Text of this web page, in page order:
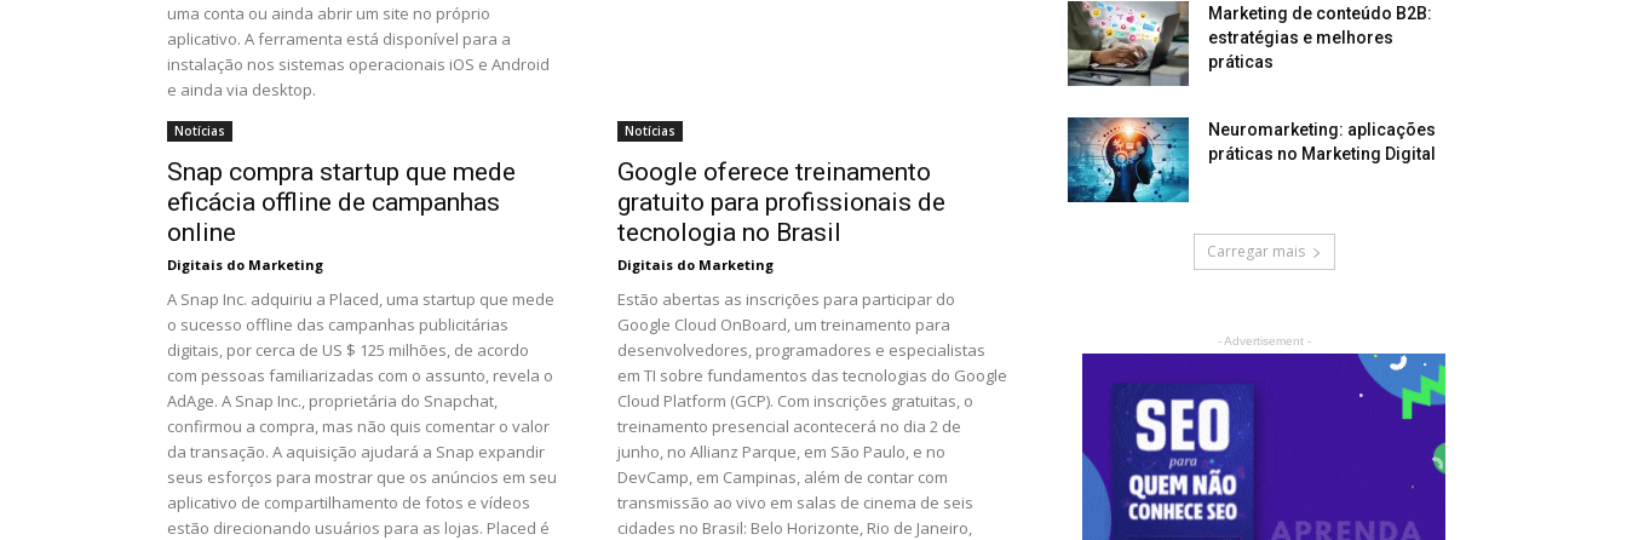
uma conta ou ainda abrir um site no próprio
aplicativo. A ferramenta está disponível para a
instalação nos sistemas operacionais iOS e Android
e ainda via desktop.
Notícias
Snap compra startup que mede
eficácia offline de campanhas
online
Digitais do Marketing
A Snap Inc. adquiriu a Placed, uma startup que mede
o sucesso offline das campanhas publicitárias
digitais, por cerca de US $ 125 milhões, de acordo
com pessoas familiarizadas com o assunto, revela o
AdAge. A Snap Inc., proprietária do Snapchat,
confirmou a compra, mas não quis comentar o valor
da transação. A aquisição ajudará a Snap expandir
seus esforços para mostrar que os anúncios em seu
aplicativo de compartilhamento de fotos e vídeos
estão direcionando usuários para as lojas. Placed é
Notícias
Google oferece treinamento
gratuito para profissionais de
tecnologia no Brasil
Digitais do Marketing
Estão abertas as inscrições para participar do
Google Cloud OnBoard, um treinamento para
desenvolvedores, programadores e especialistas
em TI sobre fundamentos das tecnologias do Google
Cloud Platform (GCP). Com inscrições gratuitas, o
treinamento presencial acontecerá no dia 2 de
junho, no Allianz Parque, em São Paulo, e no
DevCamp, em Campinas, além de contar com
transmissão ao vivo em salas de cinema de seis
cidades no Brasil: Belo Horizonte, Rio de Janeiro,
Marketing de conteúdo B2B:
estratégias e melhores
práticas
Neuromarketing: aplicações
práticas no Marketing Digital
Carregar mais
- Advertisement -